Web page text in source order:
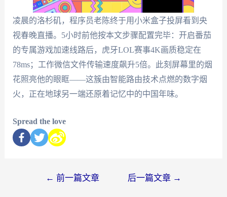
凌晨的洛杉矶，程序员老陈终于用小米盒子投屏看到央
视春晚直播。5小时前他按本文步骤配置完毕：开启番茄
的专属游戏加速线路后，虎牙LOL赛事4K画质稳定在
78ms；工作微信文件传输速度飙升5倍。此刻屏幕里的烟
花照亮他的眼眶——这簇由智能路由技术点燃的数字烟
火，正在地球另一端还原着记忆中的中国年味。
Spread the love
← 前一篇文章 后一篇文章 →